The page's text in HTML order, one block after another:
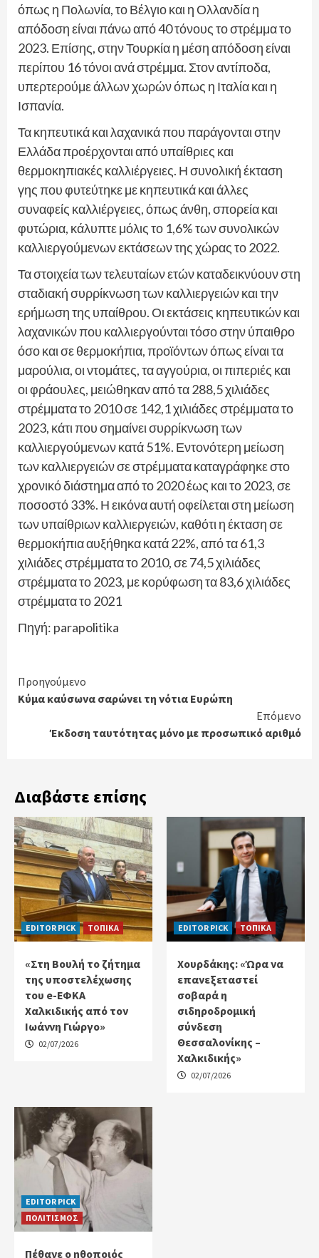
όπως η Πολωνία, το Βέλγιο και η Ολλανδία η
απόδοση είναι πάνω από 40 τόνους το στρέμμα το
2023. Επίσης, στην Τουρκία η μέση απόδοση είναι
περίπου 16 τόνοι ανά στρέμμα. Στον αντίποδα,
υπερτερούμε άλλων χωρών όπως η Ιταλία και η
Ισπανία.
Τα κηπευτικά και λαχανικά που παράγονται στην
Ελλάδα προέρχονται από υπαίθριες και
θερμοκηπιακές καλλιέργειες. Η συνολική έκταση
γης που φυτεύτηκε με κηπευτικά και άλλες
συναφείς καλλιέργειες, όπως άνθη, σπορεία και
φυτώρια, κάλυπτε μόλις το 1,6% των συνολικών
καλλιεργούμενων εκτάσεων της χώρας το 2022.
Τα στοιχεία των τελευταίων ετών καταδεικνύουν στη
σταδιακή συρρίκνωση των καλλιεργειών και την
ερήμωση της υπαίθρου. Οι εκτάσεις κηπευτικών και
λαχανικών που καλλιεργούνται τόσο στην ύπαιθρο
όσο και σε θερμοκήπια, προϊόντων όπως είναι τα
μαρούλια, οι ντομάτες, τα αγγούρια, οι πιπεριές και
οι φράουλες, μειώθηκαν από τα 288,5 χιλιάδες
στρέμματα το 2010 σε 142,1 χιλιάδες στρέμματα το
2023, κάτι που σημαίνει συρρίκνωση των
καλλιεργούμενων κατά 51%. Εντονότερη μείωση
των καλλιεργειών σε στρέμματα καταγράφηκε στο
χρονικό διάστημα από το 2020 έως και το 2023, σε
ποσοστό 33%. Η εικόνα αυτή οφείλεται στη μείωση
των υπαίθριων καλλιεργειών, καθότι η έκταση σε
θερμοκήπια αυξήθηκα κατά 22%, από τα 61,3
χιλιάδες στρέμματα το 2010, σε 74,5 χιλιάδες
στρέμματα το 2023, με κορύφωση τα 83,6 χιλιάδες
στρέμματα το 2021
Πηγή: parapolitika
Continue
Reading
Προηγούμενο
Κύμα καύσωνα σαρώνει τη νότια Ευρώπη
Επόμενο
Έκδοση ταυτότητας μόνο με προσωπικό αριθμό
Διαβάστε επίσης
EDITOR PICK ΤΟΠΙΚΑ
«Στη Βουλή το ζήτημα
της υποστελέχωσης
του e-ΕΦΚΑ
Χαλκιδικής από τον
Ιωάννη Γιώργο»
02/07/2026
EDITOR PICK ΤΟΠΙΚΑ
Χουρδάκης: «Ώρα να
επανεξεταστεί
σοβαρά η
σιδηροδρομική
σύνδεση
Θεσσαλονίκης –
Χαλκιδικής»
02/07/2026
EDITOR PICK
ΠΟΛΙΤΙΣΜΟΣ
Πέθανε ο ηθοποιός